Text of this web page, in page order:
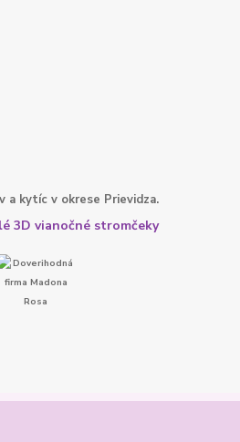
a kytíc v okrese Prievidza.
3D vianočné stromčeky